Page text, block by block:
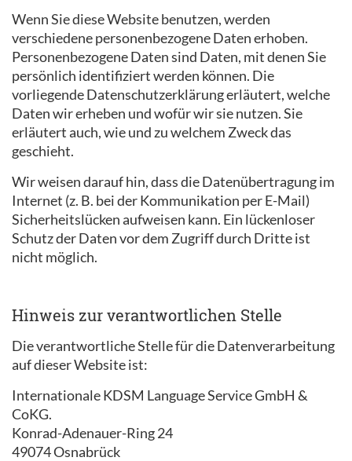
Wenn Sie diese Website benutzen, werden
verschiedene personenbezogene Daten erhoben.
Personenbezogene Daten sind Daten, mit denen Sie
persönlich identifiziert werden können. Die
vorliegende Datenschutzerklärung erläutert, welche
Daten wir erheben und wofür wir sie nutzen. Sie
erläutert auch, wie und zu welchem Zweck das
geschieht.
Wir weisen darauf hin, dass die Datenübertragung im
Internet (z. B. bei der Kommunikation per E-Mail)
Sicherheitslücken aufweisen kann. Ein lückenloser
Schutz der Daten vor dem Zugriff durch Dritte ist
nicht möglich.
Hinweis zur verantwortlichen Stelle
Die verantwortliche Stelle für die Datenverarbeitung
auf dieser Website ist:
Internationale KDSM Language Service GmbH &
CoKG.
Konrad-Adenauer-Ring 24
49074 Osnabrück